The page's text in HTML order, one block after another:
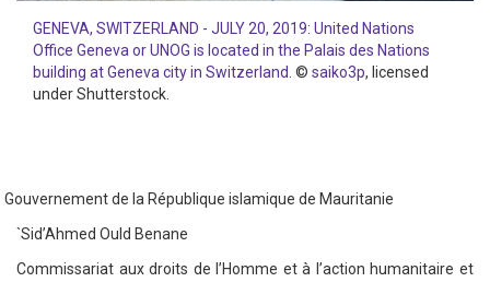
GENEVA, SWITZERLAND - JULY 20, 2019: United Nations
Office Geneva or UNOG is located in the Palais des Nations
building at Geneva city in Switzerland. © saiko3p, licensed
under Shutterstock.
de la République islamique de Mauritanie
`Sid’Ahmed Ould Benane
Commissariat aux droits de l’Homme et à l’action humanitaire et